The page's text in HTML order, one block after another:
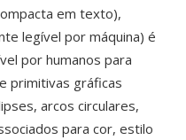
em texto),
legível por máquina) é
por humanos para
primitivas gráficas
arcos circulares,
para cor, estilo